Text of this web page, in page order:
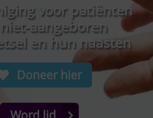
voor patiënten
aangeboren
en hun naasten
Doneer hier